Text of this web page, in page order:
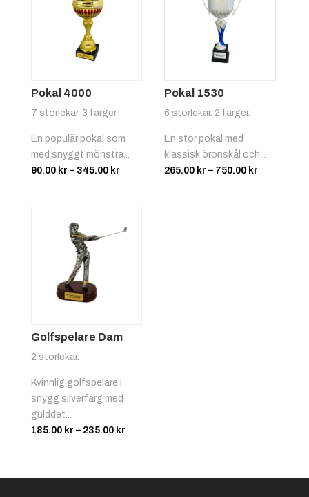
Pokal 4000
7 storlekar. 3 färger.
En populär pokal som
med snyggt mönstra...
90.00 kr – 345.00 krPrisintervall:
Pokal 1530
6 storlekar. 2 färger.
En stor pokal med
klassisk öronskål och...
265.00 kr – 750.00 kr
Golfspelare Dam
2 storlekar.
Kvinnlig golfspelare i
snygg silverfärg med
gulddet...
185.00 kr – 235.00 krPrisintervall:
235.00 kr